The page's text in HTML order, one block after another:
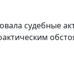
судебные